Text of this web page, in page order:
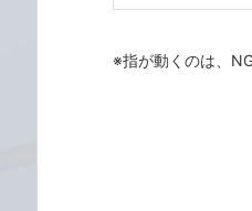
※指が動くのは、